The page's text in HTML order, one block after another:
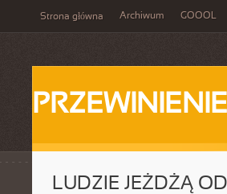
Strona główna Archiwum GOOOL
PRZEWINIENIE
LUDZIE JEŻDŻĄ